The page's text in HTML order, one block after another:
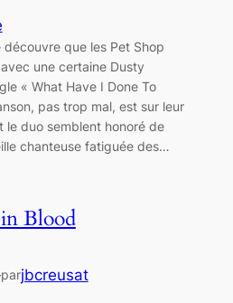
découvre que les Pet Shop
une certaine Dusty
« What Have I Done To
pas trop mal, est sur leur
le duo semblent honoré de
chanteuse fatiguée des…
Blood
parjbcreusat